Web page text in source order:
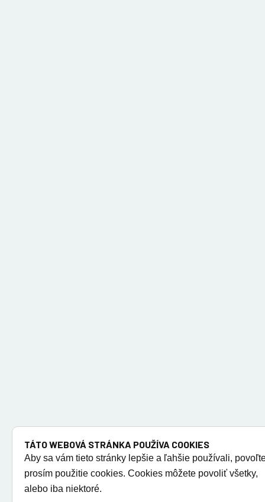
TÁTO WEBOVÁ STRÁNKA POUŽÍVA COOKIES
Aby sa vám tieto stránky lepšie a ľahšie používali,
prosím použitie cookies. Cookies môžete povoliť všetky,
alebo iba niektoré.